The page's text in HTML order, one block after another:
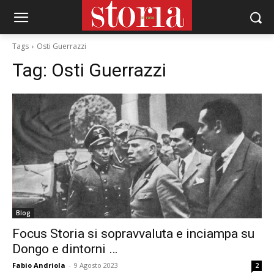
Tags Osti Guerrazzi
Tag: Osti Guerrazzi
Blog
Focus Storia si sopravvaluta e inciampa su
Dongo e dintorni …
Fabio Andriola - 9 Agosto 2023 2